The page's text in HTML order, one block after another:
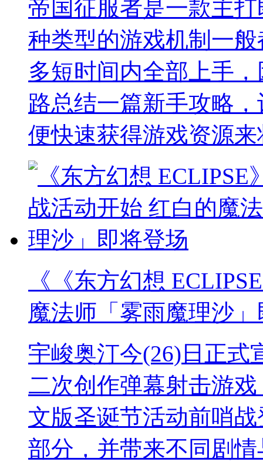
帝国征服者是一款主
种类型的游戏机制一
多短时间内全部上手
路总结一篇新手攻略
便快速获得游戏资源
《《东方幻想
魔法师「雾雨魔理沙
宇峻奥汀今(26)日正式
二次创作弹幕射击游
文版圣诞节活动前哨
部分，并带来不同剧